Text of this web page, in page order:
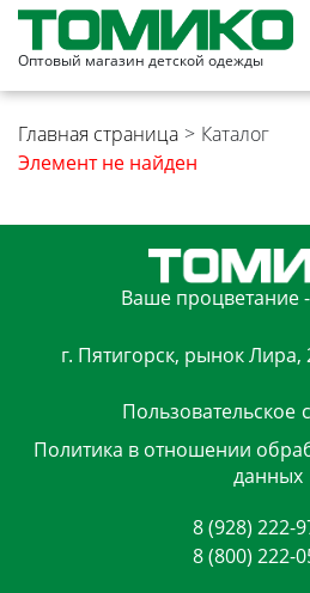
Оптовый магазин детской одежды
Главная страница > Каталог
Элемент не найден
Ваше процветание
г. Пятигорск, рынок Лира,
Пользовательское
Политика в отношении
данных
8 (928) 222-
8 (800) 222-